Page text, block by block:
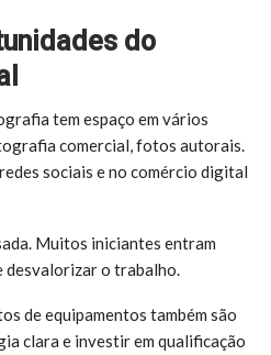
do
tem espaço em vários
comercial, fotos autorais.
sociais e no comércio digital
Muitos iniciantes entram
desvalorizar o trabalho.
de equipamentos também são
clara e investir em qualificação